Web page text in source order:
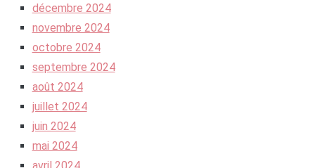
décembre 2024
novembre 2024
octobre 2024
septembre 2024
août 2024
juillet 2024
juin 2024
mai 2024